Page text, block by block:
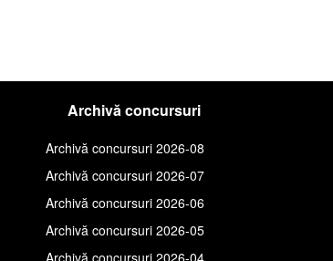
Archivă concursuri
Archivă concursuri 2026-08
Archivă concursuri 2026-07
Archivă concursuri 2026-06
Archivă concursuri 2026-05
Archivă concursuri 2026-04